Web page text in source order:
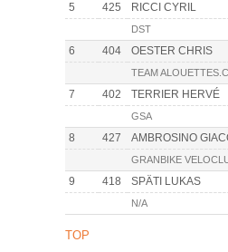
5 425 RICCI CYRIL
DST
6 404 OESTER CHRIS
TEAM
7 402 TERRIER HERVÉ
GSA
8 427 AMBROSINO
GRANBIKE
9 418 SPÄTI LUKAS
N/A
TOP